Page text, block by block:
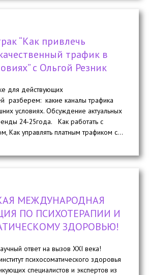
“Как привлечь
трафик в
с Ольгой Резник
для действующих
разберем: какие каналы трафика
условиях. Обсуждение актуальных
24-25года. Как работать с
Как управлять платным трафиком с...
МЕЖДУНАРОДНАЯ
ПО ПСИХОТЕРАПИИ И
ЗДОРОВЬЮ!
ответ на вызов XXI века!
психосоматического здоровья
специалистов и экспертов из